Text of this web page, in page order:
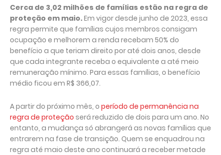
Cerca de 3,02 milhões de famílias estão na regra de
proteção em maio.Em vigor desde junho de 2023, essa
regra permite que famílias cujos membros consigam
ocupação e melhorem a renda recebam 50% do
benefício a que teriam direito por até dois anos, desde
que cada integrante receba o equivalente a até meio
remuneração mínimo. Para essas famílias, o benefício
médio ficou em R$ 366,07.
A partir do próximo mês, o período de permanência na
regra de proteção será reduzido de dois para um ano. No
entanto, a mudança só abrangerá as novas famílias que
entrarem na fase de transição. Quem se enquadrou na
regra até maio deste ano continuará a receber metade